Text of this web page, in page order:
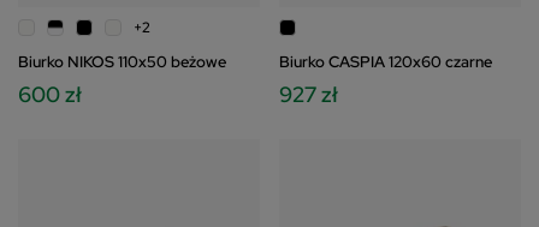
+2
Biurko NIKOS 110x50 beżowe
600 zł
Biurko CASPIA 120x60 czarne
927 zł